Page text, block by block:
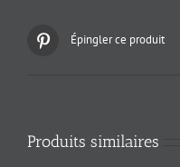
Épingler ce produit
Produits similaires